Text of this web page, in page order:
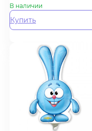
В наличии
Купить